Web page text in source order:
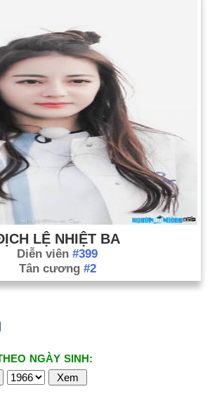
LỆ NHIỆT BA
Diễn viên #399
Tân cương #2
NGÀY SINH: